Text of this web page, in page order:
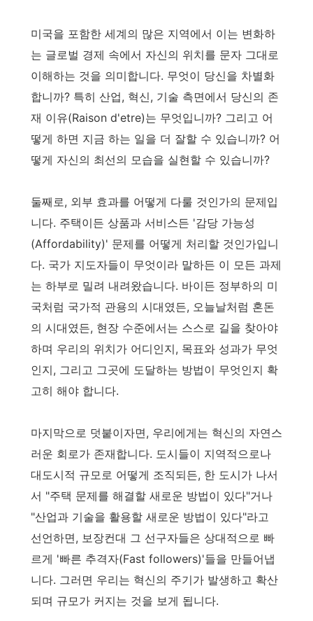
미국을 포함한 세계의 많은 지역에서 이는 변화하
는 글로벌 경제 속에서 자신의 위치를 문자 그대로
이해하는 것을 의미합니다. 무엇이 당신을 차별화
합니까? 특히 산업, 혁신, 기술 측면에서 당신의 존
재 이유(Raison d'etre)는 무엇입니까? 그리고 어
떻게 하면 지금 하는 일을 더 잘할 수 있습니까? 어
떻게 자신의 최선의 모습을 실현할 수 있습니까?
둘째로, 외부 효과를 어떻게 다룰 것인가의 문제입
니다. 주택이든 상품과 서비스든 '감당 가능성
(Affordability)' 문제를 어떻게 처리할 것인가입니
다. 국가 지도자들이 무엇이라 말하든 이 모든 과제
는 하부로 밀려 내려왔습니다. 바이든 정부하의 미
국처럼 국가적 관용의 시대였든, 오늘날처럼 혼돈
의 시대였든, 현장 수준에서는 스스로 길을 찾아야
하며 우리의 위치가 어디인지, 목표와 성과가 무엇
인지, 그리고 그곳에 도달하는 방법이 무엇인지 확
고히 해야 합니다.
마지막으로 덧붙이자면, 우리에게는 혁신의 자연스
러운 회로가 존재합니다. 도시들이 지역적으로나
대도시적 규모로 어떻게 조직되든, 한 도시가 나서
서 "주택 문제를 해결할 새로운 방법이 있다"거나
"산업과 기술을 활용할 새로운 방법이 있다"라고
선언하면, 보장컨대 그 선구자들은 상대적으로 빠
르게 '빠른 추격자(Fast followers)'들을 만들어냅
니다. 그러면 우리는 혁신의 주기가 발생하고 확산
되며 규모가 커지는 것을 보게 됩니다.